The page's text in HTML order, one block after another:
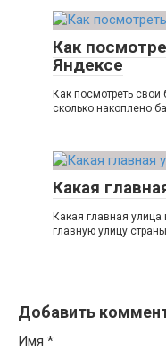
Как
Яндексе
Как посмотреть
сколько накоплено
Какая
Какая главная
главную улицу
Добавить
Имя *